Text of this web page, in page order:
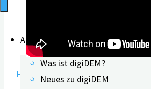
Aktuelles
Was ist digiDEM?
Neues zu digiDEM
Hier gibt es das Webinar als PDF